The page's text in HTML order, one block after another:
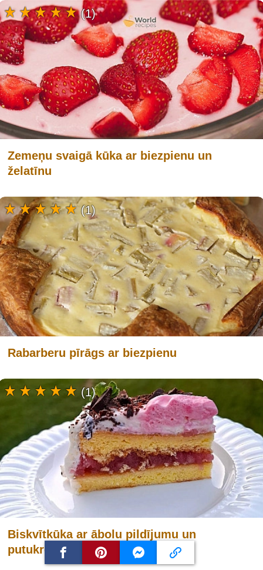
Zemeņu svaigā kūka ar biezpienu un
želatīnu
(1)
Rabarberu pīrāgs ar biezpienu
(1)
Biskvītkūka ar ābolu pildījumu un
putukrējumu
(1)